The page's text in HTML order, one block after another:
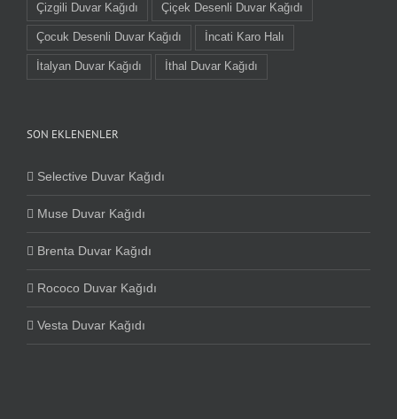
Çizgili Duvar Kağıdı Çiçek Desenli Duvar Kağıdı
Çocuk Desenli Duvar Kağıdı İncati Karo Halı
İtalyan Duvar Kağıdı İthal Duvar Kağıdı
SON EKLENENLER
Selective Duvar Kağıdı
Muse Duvar Kağıdı
Brenta Duvar Kağıdı
Rococo Duvar Kağıdı
Vesta Duvar Kağıdı